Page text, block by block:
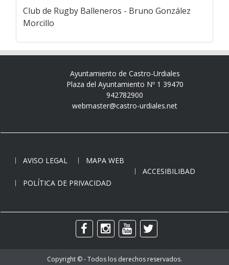
Club de Rugby Balleneros - Bruno González
Morcillo
Ayuntamiento de Castro-Urdiales
Plaza del Ayuntamiento Nº 1 39470
942782900
webmaster@castro-urdiales.net
AVISO LEGAL
MAPA WEB
ACCESIBILIBAD
POLÍTICA DE PRIVACIDAD
Copyright © - Todos los derechos reservados.